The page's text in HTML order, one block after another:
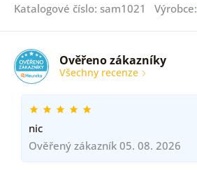
Katalogové číslo: sam1021 Výrobce:
Ověřeno zákazníky
Všechny recenze
nic
Ověřený zákazník 05. 08. 2026